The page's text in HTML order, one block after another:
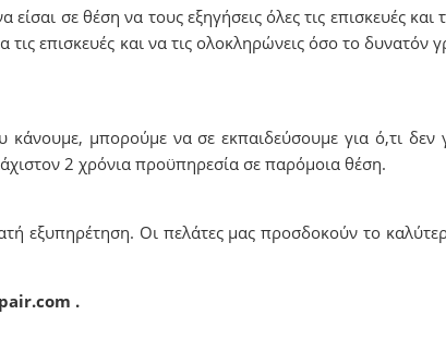
σε θέση να τους εξηγήσεις όλες τις επισκευές
επισκευές και να τις ολοκληρώνεις όσο το
μπορούμε να σε εκπαιδεύσουμε για ό,τι δεν
2 χρόνια προϋπηρεσία σε παρόμοια θέση.
εξυπηρέτηση. Οι πελάτες μας προσδοκούν το
.